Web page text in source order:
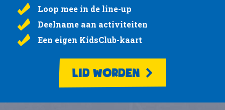
Loop mee in de line-up
Deelname aan activiteiten
Een eigen KidsClub-kaart
LID WORDEN